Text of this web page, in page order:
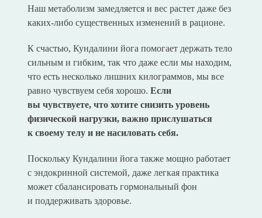
Наш метаболизм замедляется и вес растет даже без
каких-либо существенных изменений в рационе.
К счастью, Кундалини йога помогает держать тело
сильным и гибким, так что даже если мы находим,
что есть несколько лишних килограммов, мы все
равно чувствуем себя хорошо. Если
вы чувствуете, что хотите снизить уровень
физической нагрузки, важно прислушаться
к своему телу и не насиловать себя.
Поскольку Кундалини йога также мощно работает
с эндокринной системой, даже легкая практика
может сбалансировать гормональный фон
и поддерживать здоровье.